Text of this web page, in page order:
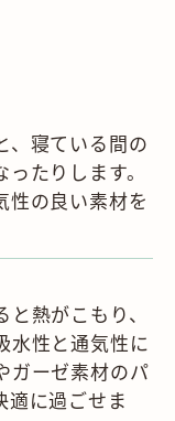
、寝ている間の
たりします。
性の良い素材を
熱がこもり、
水性と通気性に
ガーゼ素材のパ
適に過ごせま